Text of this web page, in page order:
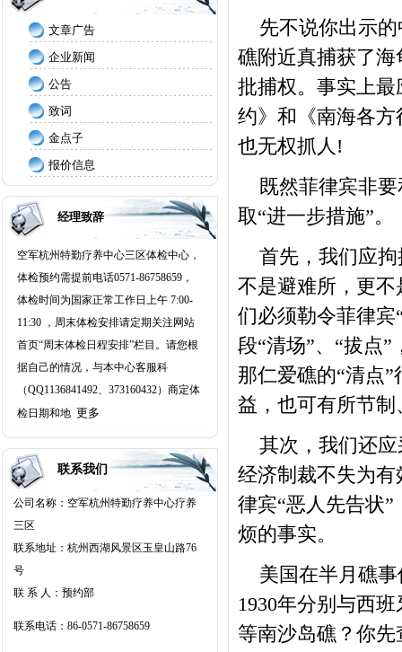
承接健康体检、团体疗养、旅游
住宿和各类商务会议集预防、医
疗、康复、保健于一体，有雄厚
的医疗技术力量和先进的检查治
疗设备，十分适合沿海城市人群
的健康体检，在江浙沪三地享有
很高的声誉，杭州空军疗养院三
区体检中心依玉皇山麓而筑距西
养院体检中心院内环境恬静幽
雅、绿树成荫、亭台楼阁、荷塘
曲桥、是园林式的疗养、体检、
培训、度假胜地。 院内气势开
阔，曲径通幽，亭台楼阁，绿树
成萌，鸟语花香，空气清新，信
步走去，可亲临“苏堤春晓”、“花
港观鱼”、“玉皇飞云”、“雷峰夕
照”、柳浪闻莺”等西湖十景，以
及著名的西湖南线南山路街景。
登临顶楼平台与雷峰塔遥相呼
应。杭州空军疗养院三区体检中
心附近有游1、游2、游3、游4、
游5、和K4路、38路、809路公交
车，出游极为方便。 配有大型餐
厅、多功能厅、会务中心、商务
浴、美容、棋牌、露天茶吧、图
书室、阅览室等，是您商务旅
文章广告
企业新闻
公告
致词
金点子
报价信息
经理致辞
空军杭州特勤疗养中心三区体检中心，
体检预约需提前电话0571-86758659，
体检时间为国家正常工作日上午 7:00-
11:30 ，周末体检安排请定期关注网站
首页“周末体检日程安排”栏目。请您根
据自己的情况，与本中心客服科
（QQ1136841492、373160432）商定体
检日期和地 更多
联系我们
公司名称：空军杭州特勤疗养中心疗养
三区
联系地址：杭州西湖风景区玉皇山路76
号
联 系 人：预约部
联系电话：86-0571-86758659
先不说你出示
礁附近真捕获了
批捕权。事实上
约》和《南海各
也无权抓人!
既然菲律宾非
取“进一步措施”。
首先，我们应
不是避难所，更
们必须勒令菲律
段“清场”、“拔点
那仁爱礁的“清点
益，也可有所节
其次，我们还
经济制裁不失为
律宾“恶人先告状
烦的事实。
美国在半月礁
1930年分别与西
等南沙岛礁？你先